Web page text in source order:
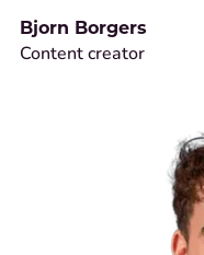
Bjorn Borgers
Content creator